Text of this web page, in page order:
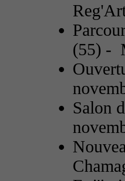
(55) -
Salon